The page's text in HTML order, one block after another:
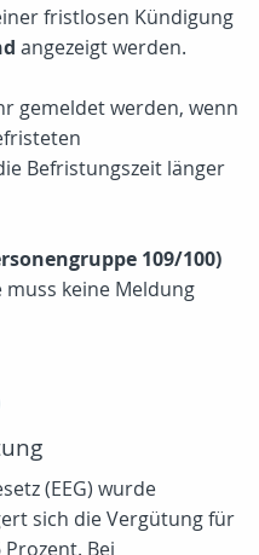
fristlosen Kündigung
angezeigt werden.
gemeldet werden, wenn
Befristungszeit länger
109/100)
muss keine Meldung
(EEG) wurde
sich die Vergütung für
Bei